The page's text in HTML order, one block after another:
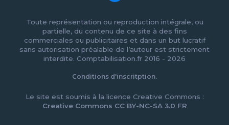
Toute représentation ou reproduction intégrale, ou
partielle, du contenu de ce site à des fins
commerciales ou publicitaires et dans un but lucratif
sans autorisation préalable de l’auteur est strictement
interdite. Comptabilisation.fr 2016 - 2026
Conditions d'inscritption.
Le site est soumis à la licence Creative Commons :
Creative Commons CC BY-NC-SA 3.0 FR